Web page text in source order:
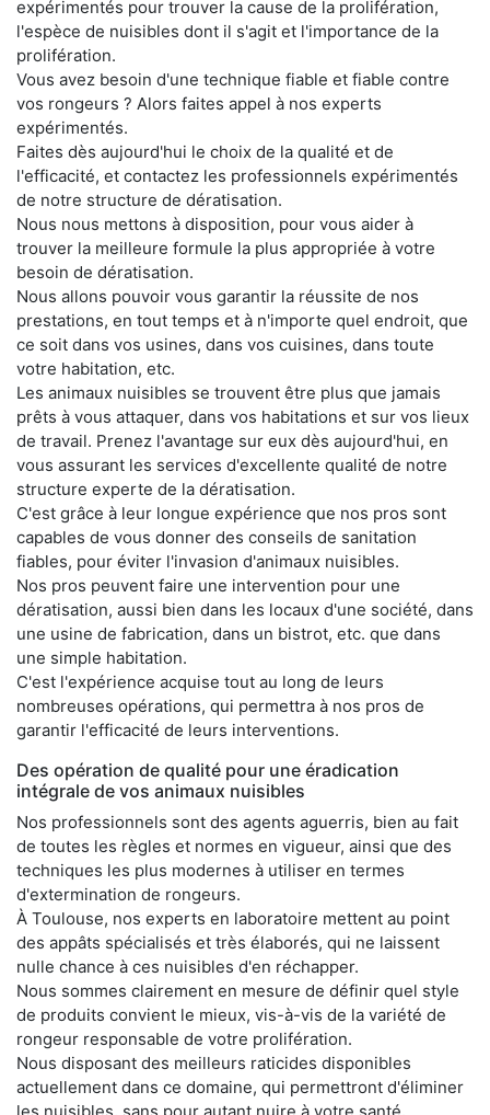
expérimentés pour trouver la cause de la prolifération,
l'espèce de nuisibles dont il s'agit et l'importance de la
prolifération.
Vous avez besoin d'une technique fiable et fiable contre
vos rongeurs ? Alors faites appel à nos experts
expérimentés.
Faites dès aujourd'hui le choix de la qualité et de
l'efficacité, et contactez les professionnels expérimentés
de notre structure de dératisation.
Nous nous mettons à disposition, pour vous aider à
trouver la meilleure formule la plus appropriée à votre
besoin de dératisation.
Nous allons pouvoir vous garantir la réussite de nos
prestations, en tout temps et à n'importe quel endroit, que
ce soit dans vos usines, dans vos cuisines, dans toute
votre habitation, etc.
Les animaux nuisibles se trouvent être plus que jamais
prêts à vous attaquer, dans vos habitations et sur vos lieux
de travail. Prenez l'avantage sur eux dès aujourd'hui, en
vous assurant les services d'excellente qualité de notre
structure experte de la dératisation.
C'est grâce à leur longue expérience que nos pros sont
capables de vous donner des conseils de sanitation
fiables, pour éviter l'invasion d'animaux nuisibles.
Nos pros peuvent faire une intervention pour une
dératisation, aussi bien dans les locaux d'une société, dans
une usine de fabrication, dans un bistrot, etc. que dans
une simple habitation.
C'est l'expérience acquise tout au long de leurs
nombreuses opérations, qui permettra à nos pros de
garantir l'efficacité de leurs interventions.
Des opération de qualité pour une éradication
intégrale de vos animaux nuisibles
Nos professionnels sont des agents aguerris, bien au fait
de toutes les règles et normes en vigueur, ainsi que des
techniques les plus modernes à utiliser en termes
d'extermination de rongeurs.
À Toulouse, nos experts en laboratoire mettent au point
des appâts spécialisés et très élaborés, qui ne laissent
nulle chance à ces nuisibles d'en réchapper.
Nous sommes clairement en mesure de définir quel style
de produits convient le mieux, vis-à-vis de la variété de
rongeur responsable de votre prolifération.
Nous disposant des meilleurs raticides disponibles
actuellement dans ce domaine, qui permettront d'éliminer
les nuisibles, sans pour autant nuire à votre santé.